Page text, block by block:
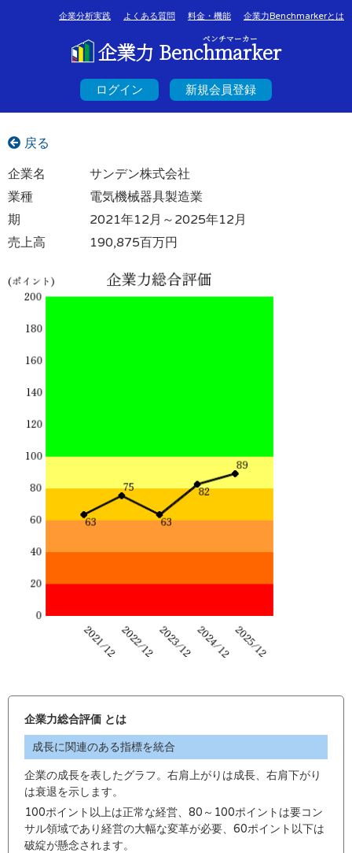
企業分析実践 よくある質問 料金・機能 企業力Benchmarkerとは
ベンチマーカー
企業力 Benchmarker
ログイン 新規会員登録
戻る
企業名
サンデン株式会社
業種
電気機械器具製造業
期
2021年12月～2025年12月
売上高
190,875百万円
企業力総合評価 とは
成長に関連のある指標を統合
企業の成長を表したグラフ。右肩上がりは成長、右肩下がり
は衰退を示します。
100ポイント以上は正常な経営、80～100ポイントは要コン
サル領域であり経営の大幅な変革が必要、60ポイント以下は
破綻が懸念されます。